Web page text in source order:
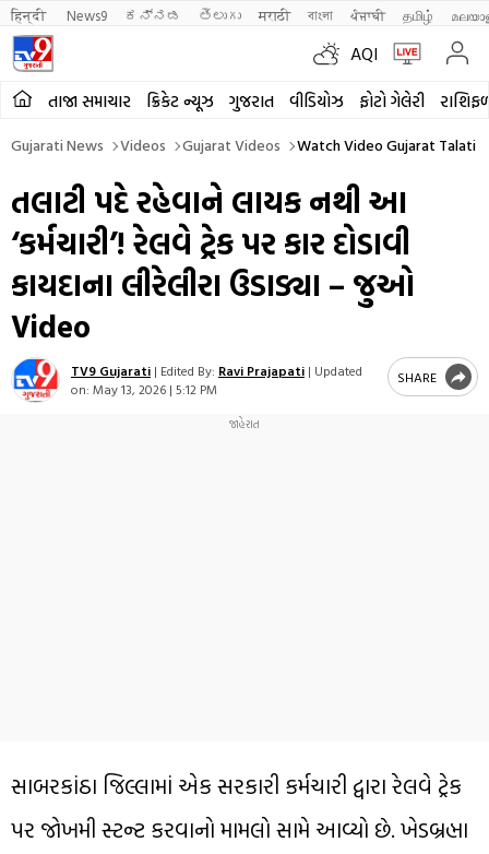
हिन्दी News9 ಕನ್ನಡ తెలుగు मराठी বাংলা ਪੰਜਾਬੀ தமிழ்
AQI
તાજા સમાચાર ક્રિકેટ ન્યૂઝ ગુજરાત વીડિયોઝ ફોટો ગેલેરી
Gujarati News Videos Gujarat Videos Watch Video Gujarat Talati
તલાટી પદે રહેવાને લાયક નથી આ
‘કર્મચારી’! રેલવે ટ્રેક પર કાર દોડાવી
કાયદાના લીરેલીરા ઉડાડ્યા – જુઓ
Video
TV9 Gujarati | Edited By: Ravi Prajapati | Updated
on: May 13, 2026 | 5:12 PM
SHARE
સાબરકાંઠા જિલ્લામાં એક સરકારી કર્મચારી દ્વારા રેલવે ટ્રેક
પર જોખમી સ્ટન્ટ કરવાનો મામલો સામે આવ્યો છે. ખેડબ્રહ્મા